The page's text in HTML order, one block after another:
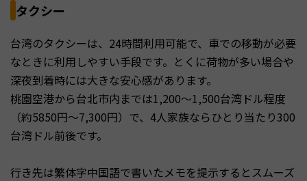
タクシー
台湾のタクシーは、24時間利用可能で、車での移動が必要
なときに利用しやすい手段です。とくに荷物が多い場合や
深夜到着時には大きな安心感があります。
桃園空港から台北市内までは1,200〜1,500台湾ドル程度
（約5850円〜7,300円）で、4人家族ならひとり当たり300
台湾ドル前後です。
行き先は繁体字中国語で書いたメモを提示するとスムーズ